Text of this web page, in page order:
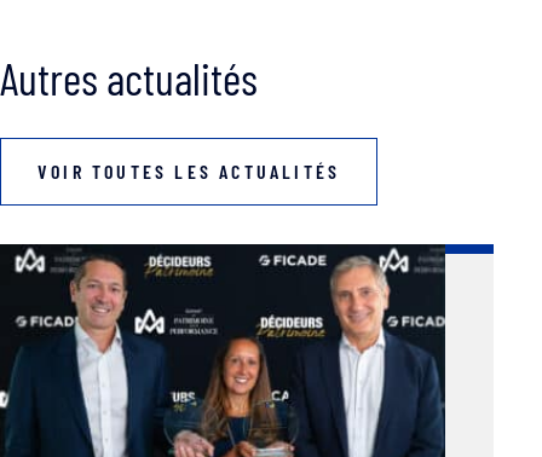
Autres actualités
VOIR TOUTES LES ACTUALITÉS